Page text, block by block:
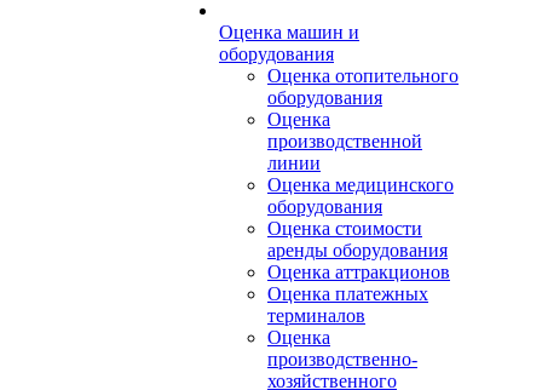
Оценка машин и
оборудования
Оценка отопительного
оборудования
Оценка
производственной
линии
Оценка медицинского
оборудования
Оценка стоимости
аренды оборудования
Оценка аттракционов
Оценка платежных
терминалов
Оценка
производственно-
хозяйственного